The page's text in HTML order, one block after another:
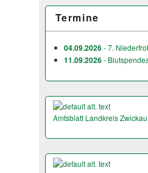
Termine
04.09.2026- 7.
11.09.2026-
Amtsblatt Landkreis Zwickau